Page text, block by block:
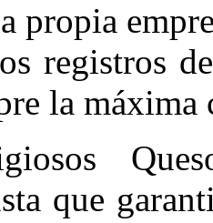
propia
registros
la
que